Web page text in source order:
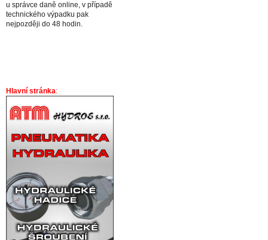
u správce daně online, v případě
technického výpadku pak
nejpozději do 48 hodin.
Hlavní stránka: